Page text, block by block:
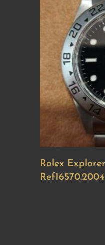
Rolex Explorer